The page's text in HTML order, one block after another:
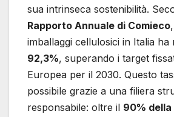
sua intrinseca sostenibilità.
Rapporto Annuale di Comieco
imballaggi cellulosici in Italia ha
92,3%, superando i target
Europea per il 2030. Questo
possibile grazie a una filiera
responsabile: oltre il 90%